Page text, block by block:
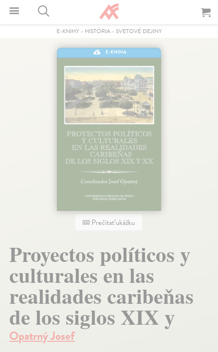
E-KNIHY- HISTÓRIA- SVETOVÉ DEJINY
E-KNIHA
Prečítať ukážku
Proyectos políticos y
culturales en las
realidades caribeňas
de los siglos XIX y
Opatrný Josef